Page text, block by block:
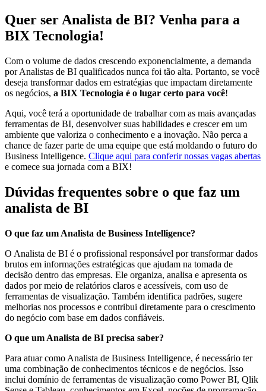
Quer ser Analista de BI? Venha para a
BIX Tecnologia!
Com o volume de dados crescendo exponencialmente, a demanda
por Analistas de BI qualificados nunca foi tão alta. Portanto, se você
deseja transformar dados em estratégias que impactam diretamente
os negócios, a BIX Tecnologia é o lugar certo para você!
Aqui, você terá a oportunidade de trabalhar com as mais avançadas
ferramentas de BI, desenvolver suas habilidades e crescer em um
ambiente que valoriza o conhecimento e a inovação. Não perca a
chance de fazer parte de uma equipe que está moldando o futuro do
Business Intelligence. Clique aqui para conferir nossas vagas abertas
e comece sua jornada com a BIX!
Dúvidas frequentes sobre o que faz um
analista de BI
O que faz um Analista de Business Intelligence?
O Analista de BI é o profissional responsável por transformar dados
brutos em informações estratégicas que ajudam na tomada de
decisão dentro das empresas. Ele organiza, analisa e apresenta os
dados por meio de relatórios claros e acessíveis, com uso de
ferramentas de visualização. Também identifica padrões, sugere
melhorias nos processos e contribui diretamente para o crescimento
do negócio com base em dados confiáveis.
O que um Analista de BI precisa saber?
Para atuar como Analista de Business Intelligence, é necessário ter
uma combinação de conhecimentos técnicos e de negócios. Isso
inclui domínio de ferramentas de visualização como Power BI, Qlik